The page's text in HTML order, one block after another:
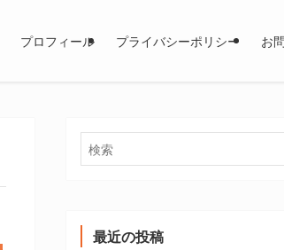
プロフィール プライバシーポリシー お
最近の投稿